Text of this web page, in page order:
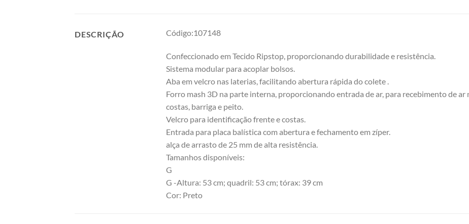
DESCRIÇÃO Código:107148
Confeccionado em Tecido Ripstop, proporcionando durabilidade e resistência.
Sistema modular para acoplar bolsos.
Aba em velcro nas laterias, facilitando abertura rápida do colete .
Forro mash 3D na parte interna, proporcionando entrada de ar, para recebimento de ar
costas, barriga e peito.
Velcro para identificação frente e costas.
Entrada para placa balística com abertura e fechamento em zíper.
alça de arrasto de 25 mm de alta resistência.
Tamanhos disponíveis:
G
G -Altura: 53 cm; quadril: 53 cm; tórax: 39 cm
Cor: Preto